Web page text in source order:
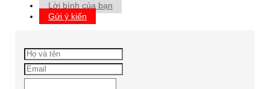
Lời bình của bạn
Gửi ý kiến